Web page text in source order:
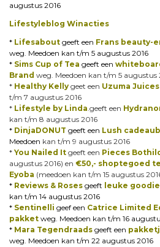
augustus 2016
Lifestyleblog Winacties
* Lifesabout geeft een Frans beauty-
weg. Meedoen kan t/m 5 augustus 2016
* Sims Cup of Tea geeft een
Brand weg. Meedoen kan t/m 5 augustus
* Healthy Kelly geet een Uzuma
t/m 7 augustus 2016
* Lifestyle by Linda.geeft een
kan t/m 8 augustus 2016
* DinjaDONUT geeft een Lush
Meedoen kan t/m 9 augustus 2016
* You Nailed It geeft een Pieces
augustus 2016) en €50,- shoptegoed
Eyoba (meedoen kan t/m 15 augustus
* Reviews & Roses geeft leuke
kan t/m 14 augustus 2016
* Sentinelli geef een Catrice Limited
pakket weg. Meedoen kan t/m 16
* Mara Tegendraads geeft een
weg. Meedoen kan t/m 22 augustus 2016